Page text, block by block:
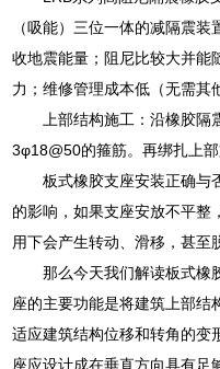
（吸能）三位一体的减隔震
收地震能量；阻尼比较大并能
力；维修管理成本低（无需其
上部结构施工：沿橡胶
3φ18@50的箍筋。再绑扎上
板式橡胶支座安装正确与
的影响，如果支座安放不平整
用下会产生转动、滑移，甚至
那么今天我们解读板式橡
座的主要功能是将建筑上部结
适应建筑结构位移和转角的变
座应设计成在垂直方向具有足